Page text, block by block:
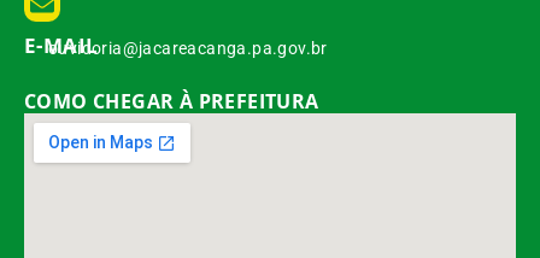
E-MAIL
ouvidoria@jacareacanga.pa.gov.br
COMO CHEGAR À PREFEITURA